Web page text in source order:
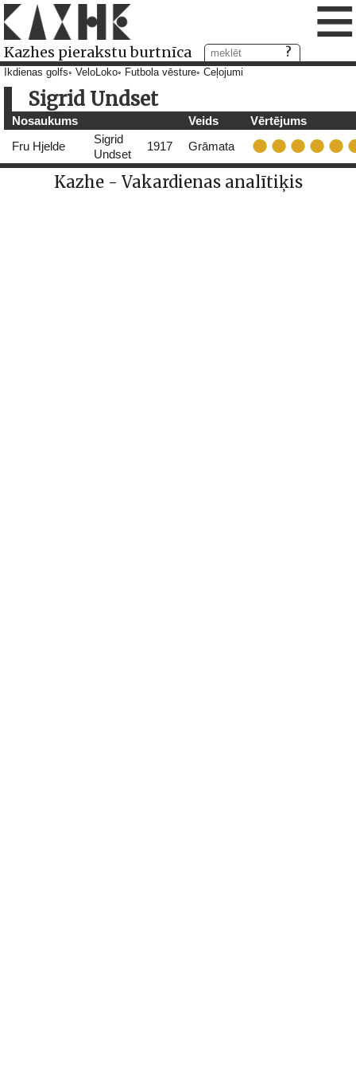
Kazhes pierakstu burtnīca ≡
Ikdienas golfs VeloLoko Futbola vēsture Ceļojumi
Sigrid Undset
Nosaukums Veids
Vērtējums
Fru Hjelde
Sigrid
Undset
1917 Grāmata
Kazhe - Vakardienas analītiķis